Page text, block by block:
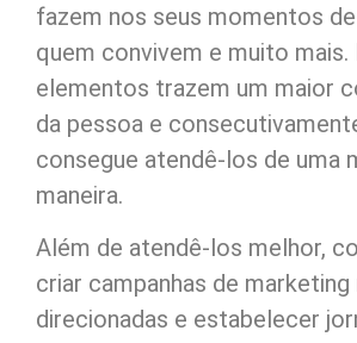
fazem nos seus momentos
quem convivem e muito mais.
elementos trazem um maior
da pessoa e
consegue atendê-los de uma
maneira.
Além de atendê-los melhor,
criar campanhas de marketing
direcionadas e estabelecer